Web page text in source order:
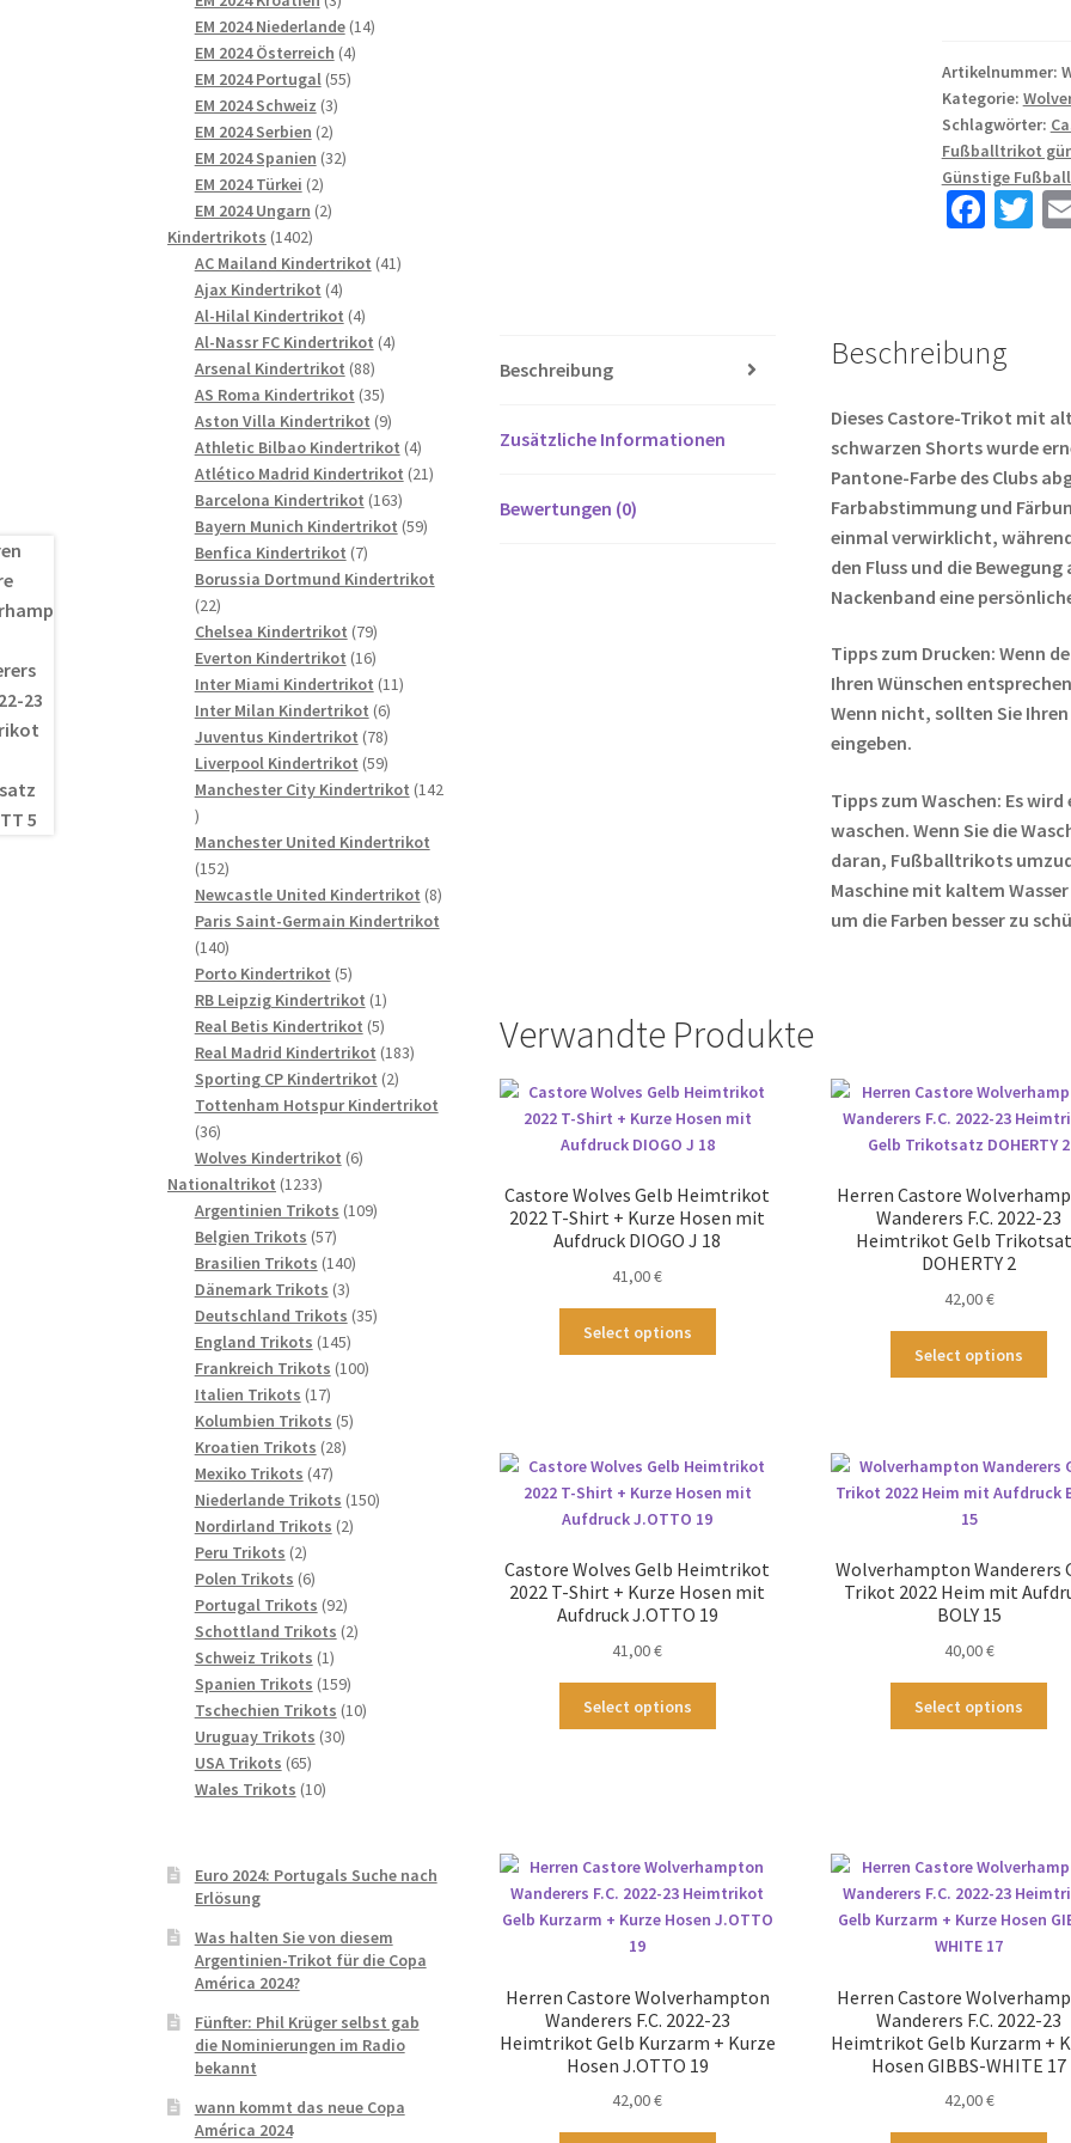
F.C.
2022-
23
Heimtrikot
Gelb
Trikotsatz
Artikelnummer:
Kategorie:
Schlagwörter:
Fußballtrikot
Günstige
Fa
o
k
T
Beschreibung
Zusätzliche Informationen
Bewertungen (0)
Beschreibung
Dieses Castore-Trikot mit
schwarzen Shorts wurde
Pantone-Farbe des Clubs
Farbabstimmung und
einmal verwirklicht,
den Fluss und die
Nackenband eine
Tipps zum Drucken: Wenn
Ihren Wünschen
Wenn nicht, sollten Sie
eingeben.
Tipps zum Waschen: Es
waschen. Wenn Sie die
daran, Fußballtrikots
Maschine mit kaltem
um die Farben besser zu
Verwandte Produkte
Castore Wolves Gelb Heimtrikot
2022 T-Shirt + Kurze Hosen mit
Aufdruck DIOGO J 18
41,00€
Select options
Die
Optionen
der
Produktseite
Herren Castore
Wanderers F.C. 2022-23
Heimtrikot Gelb
DOHERTY 2
42,00€
Select options
Die
der
Castore Wolves Gelb Heimtrikot
2022 T-Shirt + Kurze Hosen mit
Aufdruck J.OTTO 19
41,00€
Select options
Optionen
können
auf
gewählt
werden
Wolverhampton Wanderers
Trikot 2022 Heim mit
BOLY 15
40,00€
Select options
Herren Castore Wolverhampton
Wanderers F.C. 2022-23
Heimtrikot Gelb Kurzarm + Kurze
Hosen J.OTTO 19
42,00€
Herren Castore
Wanderers F.C. 2022-23
Heimtrikot Gelb Kurzarm +
Hosen GIBBS-WHITE 17
42,00€
Produkte
EM 2024 Niederlande 1414
EM 2024 Österreich 44
Produkte
EM 2024 Portugal 5555
EM 2024 Schweiz 33
Produkte
EM 2024 Serbien 22
Produkte
EM 2024 Spanien 3232
EM 2024 Türkei 22
Produkte
EM 2024 Ungarn 22
Kindertrikots 14021402
Produkte
AC Mailand Kindertrikot 4141
Ajax Kindertrikot 44
Produkte
Al-Hilal Kindertrikot 44
Produkte
Al-Nassr FC Kindertrikot 44
Arsenal Kindertrikot 8888
Produkte
AS Roma Kindertrikot 3535
Produkte
Aston Villa Kindertrikot 99
Produkte
Athletic Bilbao Kindertrikot 44
Produkte
Atlético Madrid Kindertrikot 2121
Barcelona Kindertrikot 163163
Produkte
Bayern Munich Kindertrikot 5959
Benfica Kindertrikot 77
Produkte
Borussia Dortmund Kindertrikot
2222
Produkte
Chelsea Kindertrikot 7979
Produkte
Everton Kindertrikot 1616
Produkte
Inter Miami Kindertrikot 1111
Inter Milan Kindertrikot 66
Produkte
Juventus Kindertrikot 7878
Produkte
Liverpool Kindertrikot 5959
Produkte
Manchester City Kindertrikot 142
142
Produkte
Manchester United Kindertrikot
152152
Produkte
Newcastle United Kindertrikot 88
Produkte
Paris Saint-Germain Kindertrikot
140140
Produkte
Porto Kindertrikot 55
Produkte
RB Leipzig Kindertrikot 11
Produkt
Real Betis Kindertrikot 55
Produkte
Real Madrid Kindertrikot 183183
Sporting CP Kindertrikot 22
Produkte
Tottenham Hotspur Kindertrikot
3636
Produkte
Wolves Kindertrikot 66
Nationaltrikot 12331233
Produkte
Argentinien Trikots 109109
Belgien Trikots 5757
Produkte
Brasilien Trikots 140140
Dänemark Trikots 33
Produkte
Deutschland Trikots 3535
England Trikots 145145
Produkte
Frankreich Trikots 100100
Italien Trikots 1717
Produkte
Kolumbien Trikots 55
Kroatien Trikots 2828
Mexiko Trikots 4747
Produkte
Niederlande Trikots 150150
Nordirland Trikots 22
Peru Trikots 22
Produkte
Polen Trikots 66
Produkte
Portugal Trikots 9292
Produkte
Schottland Trikots 22
Schweiz Trikots 11
Produkt
Spanien Trikots 159159
Produkte
Tschechien Trikots 1010
Uruguay Trikots 3030
USA Trikots 6565
Produkte
Wales Trikots 1010
Euro 2024: Portugals Suche nach
Erlösung
Was halten Sie von diesem
Argentinien-Trikot für die Copa
América 2024?
Fünfter: Phil Krüger selbst gab
die Nominierungen im Radio
bekannt
wann kommt das neue Copa
América 2024